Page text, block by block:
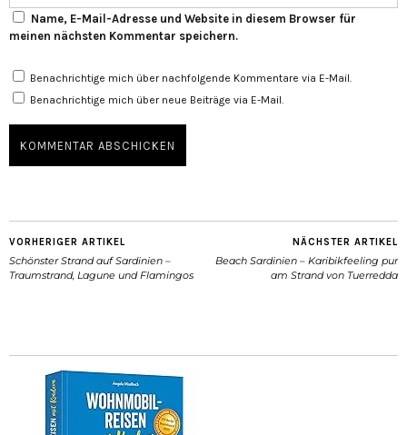
Name, E-Mail-Adresse und Website in diesem Browser für
meinen nächsten Kommentar speichern.
Benachrichtige mich über nachfolgende Kommentare via E-Mail.
Benachrichtige mich über neue Beiträge via E-Mail.
VORHERIGER ARTIKEL
Schönster Strand auf Sardinien –
Traumstrand, Lagune und Flamingos
NÄCHSTER ARTIKEL
Beach Sardinien – Karibikfeeling pur
am Strand von Tuerredda